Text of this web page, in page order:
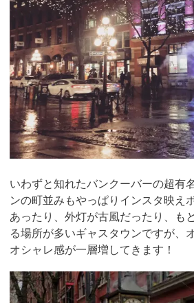
いわずと知れたバンクーバーの超有
ンの町並みもやっぱりインスタ映え
あったり、外灯が古風だったり、も
る場所が多いギャスタウンですが、
オシャレ感が一層増してきます！